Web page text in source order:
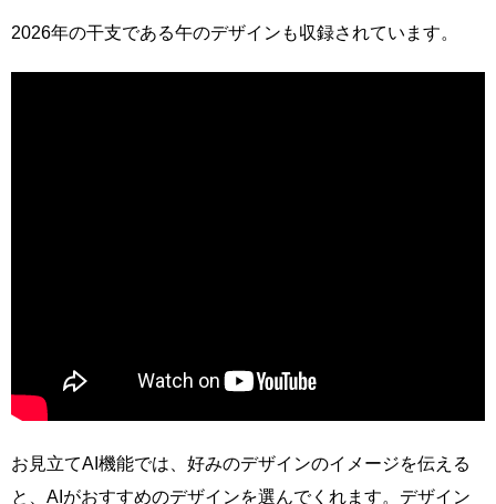
2026年の干支である午のデザインも収録されています。
お見立てAI機能では、好みのデザインのイメージを伝える
と、AIがおすすめのデザインを選んでくれます。デザイン